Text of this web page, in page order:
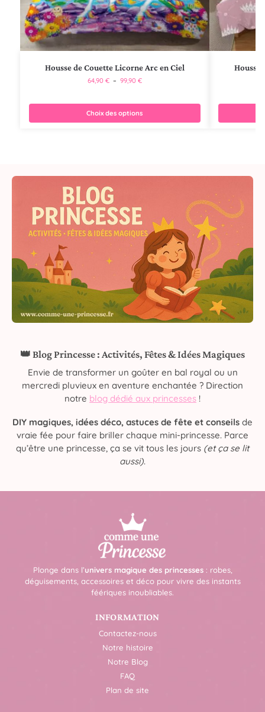
Housse de Couette Licorne Arc en Ciel
64,90 € – 99,90 €
Choix des options
Housse
👑 Blog Princesse : Activités, Fêtes & Idées Magiques
Envie de transformer un goûter en bal royal ou un
mercredi pluvieux en aventure enchantée ? Direction
notre blog dédié aux princesses !
DIY magiques, idées déco, astuces de fête et conseils de
vraie fée pour faire briller chaque mini-princesse. Parce
qu’être une princesse, ça se vit tous les jours (et ça se lit
aussi).
Plonge dans l’univers magique des princesses: robes,
déguisements, accessoires et déco pour vivre des instants
féériques inoubliables.
INFORMATION
Contactez-nous
Notre histoire
Notre Blog
FAQ
Plan de site